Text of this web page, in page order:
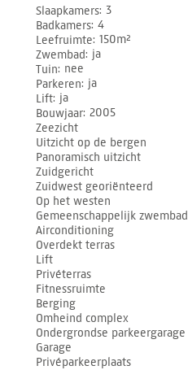
Slaapkamers 3
Badkamers 4
Leefruimte 150m²
Zwembad ja
Tuin nee
Parkeren ja
Lift ja
Bouwjaar 2005
Zeezicht
Uitzicht op de bergen
Panoramisch uitzicht
Zuidgericht
Zuidwest georiënteerd
Op het westen
Gemeenschappelijk zwembad
Airconditioning
Overdekt terras
Lift
Privéterras
Fitnessruimte
Berging
Omheind complex
Ondergrondse parkeergarage
Garage
Privéparkeerplaats